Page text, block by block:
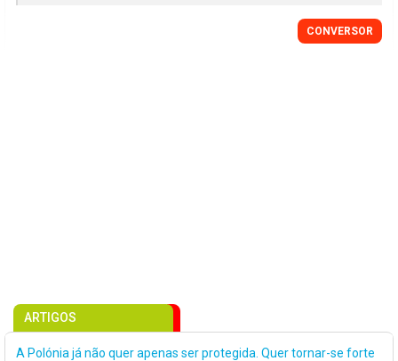
CONVERSOR
ARTIGOS
A Polónia já não quer apenas ser protegida. Quer tornar-se forte